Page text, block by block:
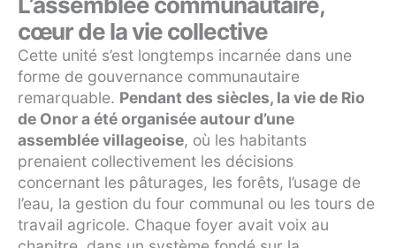
cœur de la vie collective
Cette unité s’est longtemps incarnée dans une
forme de gouvernance communautaire
remarquable. Pendant des siècles, la vie de Rio
de Onor a été organisée autour d’une
assemblée villageoise, où les habitants
prenaient collectivement les décisions
concernant les pâturages, les forêts, l’usage de
l’eau, la gestion du four communal ou les tours de
travail agricole. Chaque foyer avait voix au